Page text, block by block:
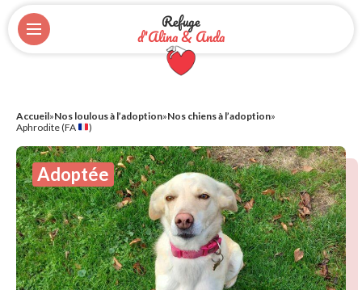
Refuge
d'Alina & Anda
Accueil»Nos loulous à l’adoption»Nos chiens à l’adoption»
Aphrodite (FA
)
Adoptée